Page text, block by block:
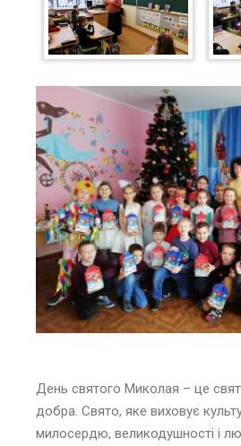
День святого Миколая – це свято
добра. Свято, яке виховує
милосердю, великодушності і